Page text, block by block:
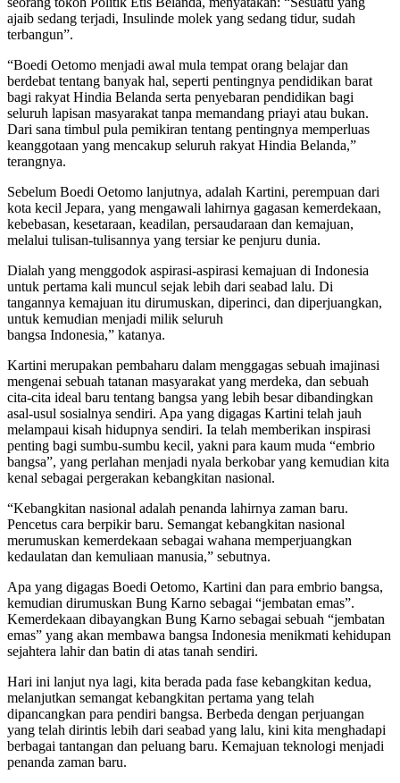
ajaib sedang terjadi, Insulinde molek yang sedang tidur, sudah
terbangun”.
“Boedi Oetomo menjadi awal mula tempat orang belajar dan
berdebat tentang banyak hal, seperti pentingnya pendidikan barat
bagi rakyat Hindia Belanda serta penyebaran pendidikan bagi
seluruh lapisan masyarakat tanpa memandang priayi atau bukan.
Dari sana timbul pula pemikiran tentang pentingnya memperluas
keanggotaan yang mencakup seluruh rakyat Hindia Belanda,”
terangnya.
Sebelum Boedi Oetomo lanjutnya, adalah Kartini, perempuan dari
kota kecil Jepara, yang mengawali lahirnya gagasan kemerdekaan,
kebebasan, kesetaraan, keadilan, persaudaraan dan kemajuan,
melalui tulisan-tulisannya yang tersiar ke penjuru dunia.
Dialah yang menggodok aspirasi-aspirasi kemajuan di Indonesia
untuk pertama kali muncul sejak lebih dari seabad lalu. Di
tangannya kemajuan itu dirumuskan, diperinci, dan diperjuangkan,
untuk kemudian menjadi milik seluruh
bangsa Indonesia,” katanya.
Kartini merupakan pembaharu dalam menggagas sebuah imajinasi
mengenai sebuah tatanan masyarakat yang merdeka, dan sebuah
cita-cita ideal baru tentang bangsa yang lebih besar dibandingkan
asal-usul sosialnya sendiri. Apa yang digagas Kartini telah jauh
melampaui kisah hidupnya sendiri. Ia telah memberikan inspirasi
penting bagi sumbu-sumbu kecil, yakni para kaum muda “embrio
bangsa”, yang perlahan menjadi nyala berkobar yang kemudian kita
kenal sebagai pergerakan kebangkitan nasional.
“Kebangkitan nasional adalah penanda lahirnya zaman baru.
Pencetus cara berpikir baru. Semangat kebangkitan nasional
merumuskan kemerdekaan sebagai wahana memperjuangkan
kedaulatan dan kemuliaan manusia,” sebutnya.
Apa yang digagas Boedi Oetomo, Kartini dan para embrio bangsa,
kemudian dirumuskan Bung Karno sebagai “jembatan emas”.
Kemerdekaan dibayangkan Bung Karno sebagai sebuah “jembatan
emas” yang akan membawa bangsa Indonesia menikmati kehidupan
sejahtera lahir dan batin di atas tanah sendiri.
Hari ini lanjut nya lagi, kita berada pada fase kebangkitan kedua,
melanjutkan semangat kebangkitan pertama yang telah
dipancangkan para pendiri bangsa. Berbeda dengan perjuangan
yang telah dirintis lebih dari seabad yang lalu, kini kita menghadapi
berbagai tantangan dan peluang baru. Kemajuan teknologi menjadi
penanda zaman baru.